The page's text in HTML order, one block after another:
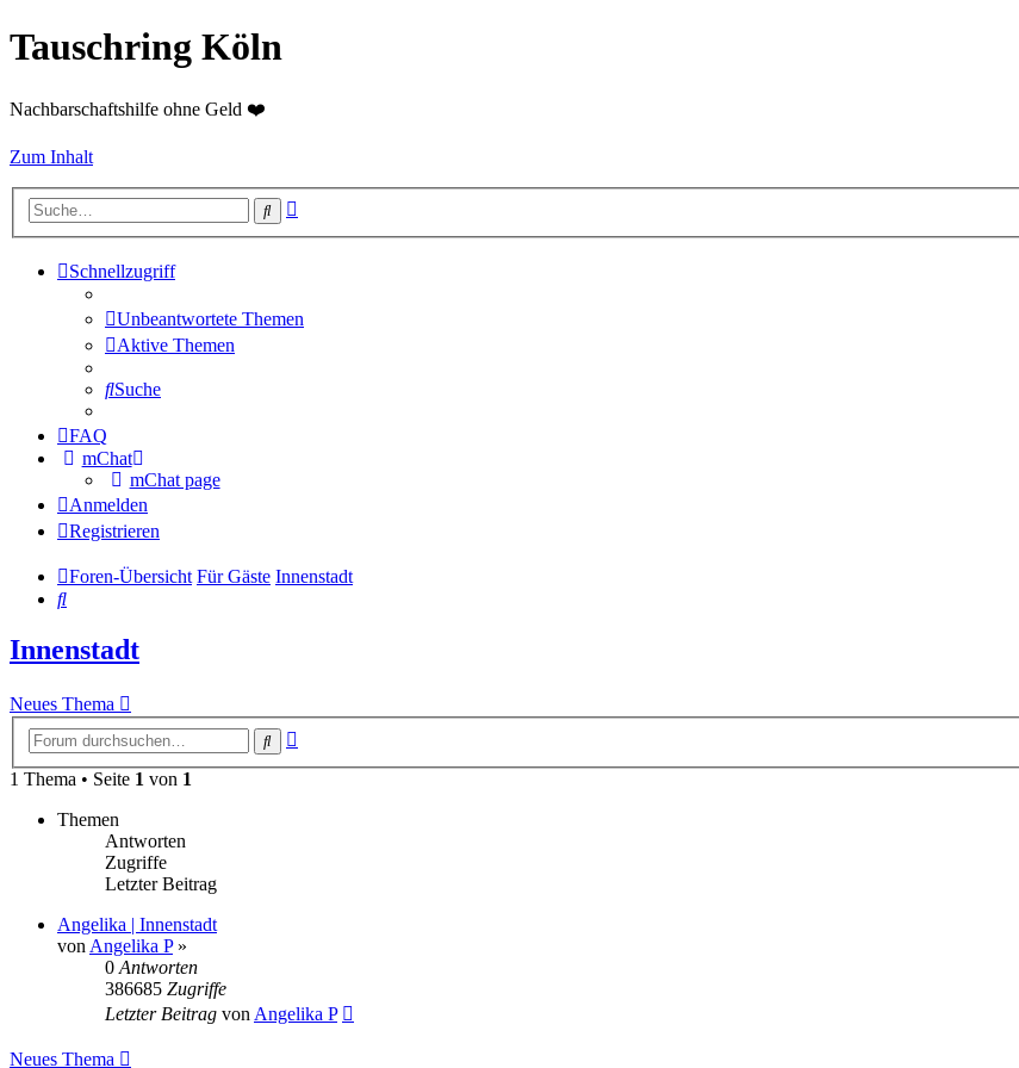
Tauschring Köln
Nachbarschaftshilfe ohne Geld ❤️
Zum Inhalt
Suche
Schnellzugriff
Unbeantwortete Themen
Aktive Themen
Suche
FAQ
mChat
mChat page
Anmelden
Registrieren
Foren-Übersicht Für Gäste Innenstadt
Suche
Innenstadt
Neues Thema
Suche
1 Thema • Seite 1 von 1
Themen
Antworten
Zugriffe
Letzter Beitrag
Angelika | Innenstadt
von Angelika P»
0 Antworten
386685 Zugriffe
Letzter Beitrag von Angelika P
Neues Thema